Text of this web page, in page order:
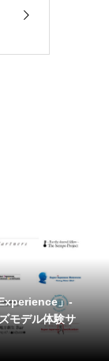
」-
モデル体験サ